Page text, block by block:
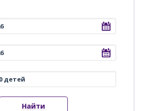
Найти